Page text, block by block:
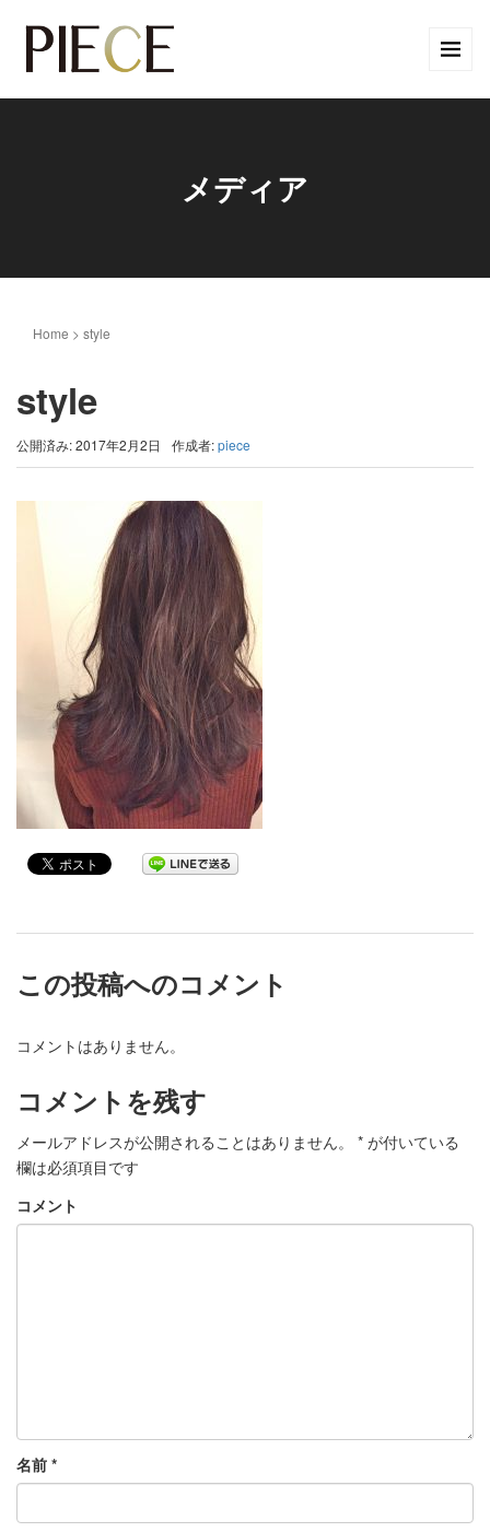
メディア
Home > style
style
公開済み: 2017年2月2日 作成者:piece
この投稿へのコメント
コメントはありません。
コメントを残す
メールアドレスが公開されることはありません。 * が付いている
欄は必須項目です
コメント
名前 *